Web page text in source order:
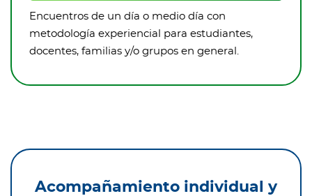
Encuentros de un día o medio día con
metodología experiencial para estudiantes,
docentes, familias y/o grupos en general.
Acompañamiento individual y